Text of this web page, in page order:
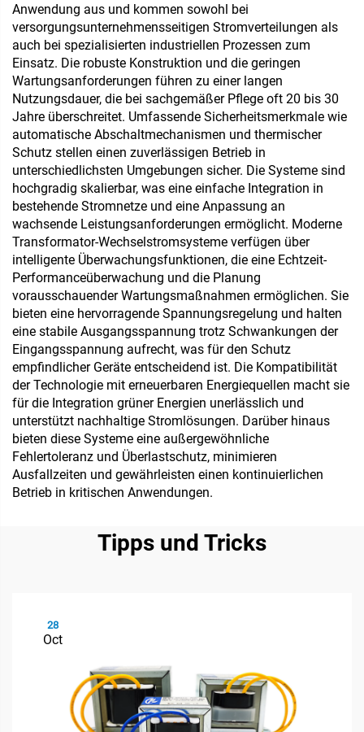
Anwendung aus und kommen sowohl bei
versorgungsunternehmensseitigen Stromverteilungen als
auch bei spezialisierten industriellen Prozessen zum
Einsatz. Die robuste Konstruktion und die geringen
Wartungsanforderungen führen zu einer langen
Nutzungsdauer, die bei sachgemäßer Pflege oft 20 bis 30
Jahre überschreitet. Umfassende Sicherheitsmerkmale wie
automatische Abschaltmechanismen und thermischer
Schutz stellen einen zuverlässigen Betrieb in
unterschiedlichsten Umgebungen sicher. Die Systeme sind
hochgradig skalierbar, was eine einfache Integration in
bestehende Stromnetze und eine Anpassung an
wachsende Leistungsanforderungen ermöglicht. Moderne
Transformator-Wechselstromsysteme verfügen über
intelligente Überwachungsfunktionen, die eine Echtzeit-
Performanceüberwachung und die Planung
vorausschauender Wartungsmaßnahmen ermöglichen. Sie
bieten eine hervorragende Spannungsregelung und halten
eine stabile Ausgangsspannung trotz Schwankungen der
Eingangsspannung aufrecht, was für den Schutz
empfindlicher Geräte entscheidend ist. Die Kompatibilität
der Technologie mit erneuerbaren Energiequellen macht sie
für die Integration grüner Energien unerlässlich und
unterstützt nachhaltige Stromlösungen. Darüber hinaus
bieten diese Systeme eine außergewöhnliche
Fehlertoleranz und Überlastschutz, minimieren
Ausfallzeiten und gewährleisten einen kontinuierlichen
Betrieb in kritischen Anwendungen.
Tipps und Tricks
28
Oct